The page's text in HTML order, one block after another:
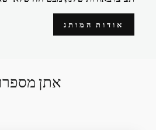
אודות המותג
אתן